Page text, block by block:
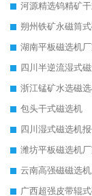
河源精选钨精矿
朔州铁矿永磁筒
湖南平板磁选机
四川半逆流湿式
浙江锰矿水选磁
包头干式磁选机
四川湿式磁选机
潍坊平板磁选机
云南高强磁磁选
广西超强皮带辊